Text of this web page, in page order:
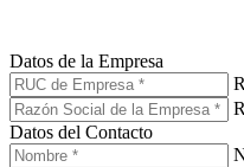
Datos de la Empresa
Datos del Contacto